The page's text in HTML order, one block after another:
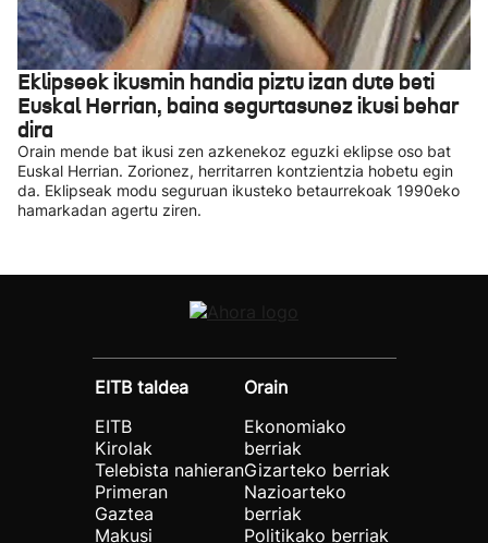
Eklipseek ikusmin handia piztu izan dute beti
Euskal Herrian, baina segurtasunez ikusi behar
dira
Orain mende bat ikusi zen azkenekoz eguzki eklipse oso bat
Euskal Herrian. Zorionez, herritarren kontzientzia hobetu egin
da. Eklipseak modu seguruan ikusteko betaurrekoak 1990eko
hamarkadan agertu ziren.
EITB taldea
EITB
Kirolak
Telebista nahieran
Primeran
Gaztea
Makusi
Orain
Ekonomiako
berriak
Gizarteko berriak
Nazioarteko
berriak
Politikako berriak